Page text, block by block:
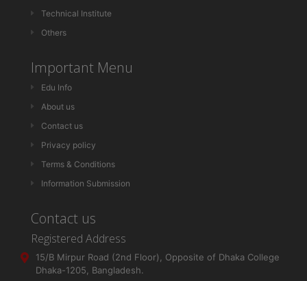
Technical Institute
Others
Important Menu
Edu Info
About us
Contact us
Privacy policy
Terms & Conditions
Information Submission
Contact us
Registered Address
15/B Mirpur Road (2nd Floor), Opposite of Dhaka College
Dhaka-1205, Bangladesh.